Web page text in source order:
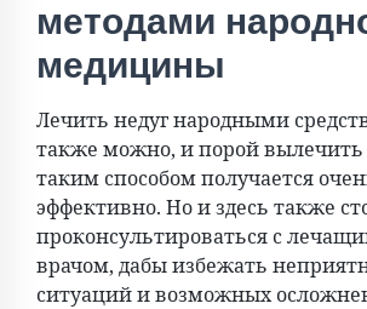
методами
медицины
Лечить недуг народными
также можно, и порой вылечить
таким способом получается
эффективно. Но и здесь также
проконсультироваться с
врачом, дабы избежать
ситуаций и возможных